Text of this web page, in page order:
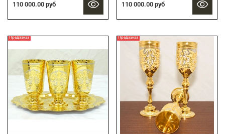
110 000.00 руб 110 000.00 руб
Предзаказ Предзаказ